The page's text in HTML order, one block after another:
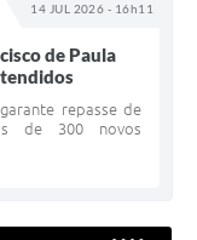
14 JUL 2026 - 16h11
de Paula
repasse de
de 300 novos